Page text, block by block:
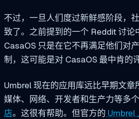
不过，一旦人们度过新鲜感阶段，
致了。之前提到的一个 Reddit 讨论
CasaOS 只是在它不再满足他们对
制，这可能是对 CasaOS 最中肯的
Umbrel 现在的应用库远比早期文章
媒体、网络、开发者和生产力等多
店。这很有帮助。但官方的 Umbrel